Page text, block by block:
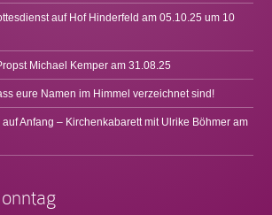
auf Hof Hinderfeld am 05.10.25 um 10
Michael Kemper am 31.08.25
eure Namen im Himmel verzeichnet sind!
Anfang – Kirchenkabarett mit Ulrike Böhmer am